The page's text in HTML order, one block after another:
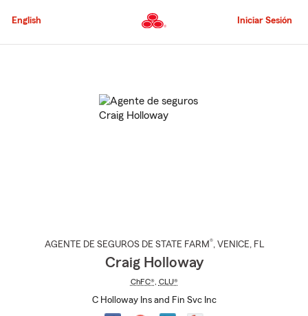
al
principal
English Iniciar Sesión
AGENTE DE SEGUROS DE STATE FARM®, VENICE, FL
Craig Holloway
ChFC®, CLU®
C Holloway Ins and Fin Svc Inc